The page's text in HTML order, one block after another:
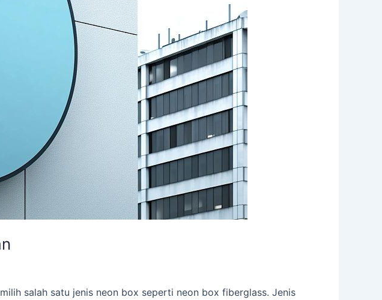
salah satu jenis neon box seperti neon box fiberglass. Jenis